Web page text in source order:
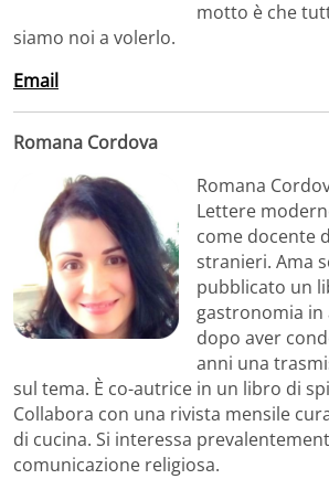
motto è che
siamo noi a volerlo.
Email
Romana Cordova
Romana
Lettere
come docente
stranieri. Ama
pubblicato un
gastronomia
dopo aver
anni una
sul tema. È co-autrice in un libro di
Collabora con una rivista mensile
di cucina. Si interessa
comunicazione religiosa.